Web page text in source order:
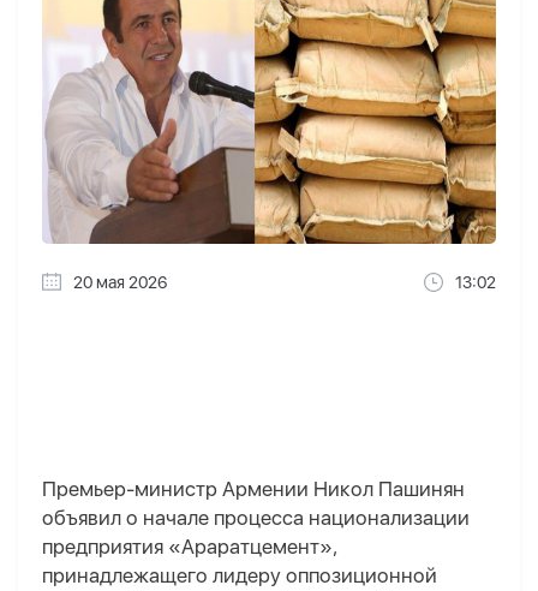
20 мая 2026 13:02
Премьер-министр Армении Никол Пашинян
объявил о начале процесса национализации
предприятия «Араратцемент»,
принадлежащего лидеру оппозиционной